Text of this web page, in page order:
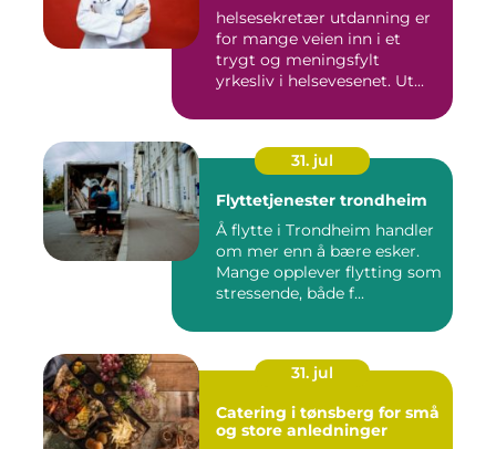
helsesekretær utdanning er
for mange veien inn i et
trygt og meningsfylt
yrkesliv i helsevesenet. Ut...
31. jul
Flyttetjenester trondheim
Å flytte i Trondheim handler
om mer enn å bære esker.
Mange opplever flytting som
stressende, både f...
31. jul
Catering i tønsberg for små
og store anledninger